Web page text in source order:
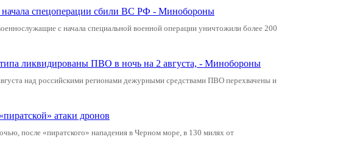
начала спецоперации сбили ВС РФ - Минобороны
с начала специальной военной операции уничтожили более 200
ликвидированы ПВО в ночь на 2 августа, - Минобороны
над российскими регионами дежурными средствами ПВО перехвачены и
атаки дронов
после «пиратского» нападения в Черном море, в 130 милях от